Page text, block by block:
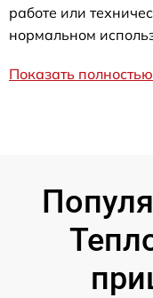
работе или
нормальном
Показать полностью